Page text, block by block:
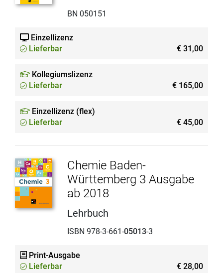
BN 050151
Einzellizenz
Lieferbar
€ 31,00
Kollegiumslizenz
Lieferbar
€ 165,00
Einzellizenz (flex)
Lieferbar
€ 45,00
Chemie Baden-
Württemberg 3 Ausgabe
ab 2018
Lehrbuch
ISBN 978-3-661-05013-3
Print-Ausgabe
Lieferbar
€ 28,00